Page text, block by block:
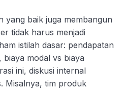
yang baik juga membangun
tidak harus menjadi
istilah dasar: pendapatan
modal vs biaya
ini, diskusi internal
Misalnya, tim produk